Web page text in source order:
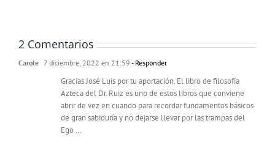
2 Comentarios
Carole 7 diciembre, 2022 en 21:59 - Responder
Gracias José Luis por tu aportación. El libro de filosofía
Azteca del Dr. Ruiz es uno de estos libros que conviene
abrir de vez en cuando para recordar fundamentos básicos
de gran sabiduría y no dejarse llevar por las trampas del
Ego …